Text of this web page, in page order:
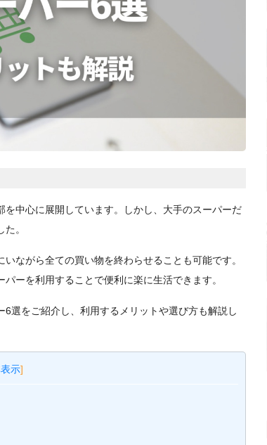
中心に展開しています。しかし、大手のスーパーだ
。
ながら全ての買い物を終わらせることも可能です。
ーを利用することで便利に楽に生活できます。
選をご紹介し、利用するメリットや選び方も解説し
示]